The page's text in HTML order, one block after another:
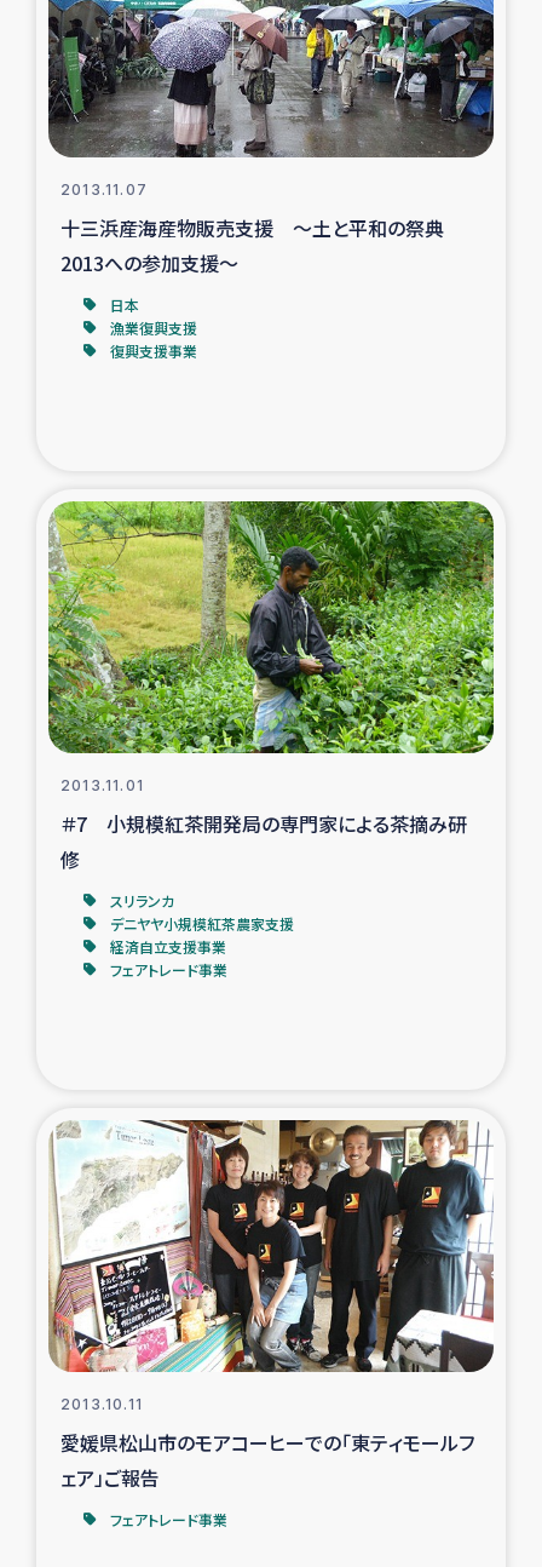
漁民によるマングローブ植林活動
レバノンでのシリア難民への食糧・越冬支援
レバノンにおける緊急支援
レバノンでのシリア難民・レバノン人への農業支援
海外ルーツの市民との共生
復興応援隊の活動
仮設住宅生活支援・農業復興支援
漁業復興支援
インターン・ボランティア日誌
ガザ空爆被災者への食料支援と農家生産支援
ガザ地区における羊の畜産支援
ガザ地区酪農を通した女性グループの生計支援
ふりかけ普及と食生活改善による栄養改善事業
フェアトレード事業
緊急支援事業
2013.11.07
十三浜産海産物販売支援 ～土と平和の祭典
2013への参加支援～
日本
漁業復興支援
復興支援事業
2013.11.01
＃7 小規模紅茶開発局の専門家による茶摘み研
修
スリランカ
デニヤヤ小規模紅茶農家支援
経済自立支援事業
フェアトレード事業
2013.10.11
愛媛県松山市のモアコーヒーでの「東ティモールフ
ェア」ご報告
フェアトレード事業